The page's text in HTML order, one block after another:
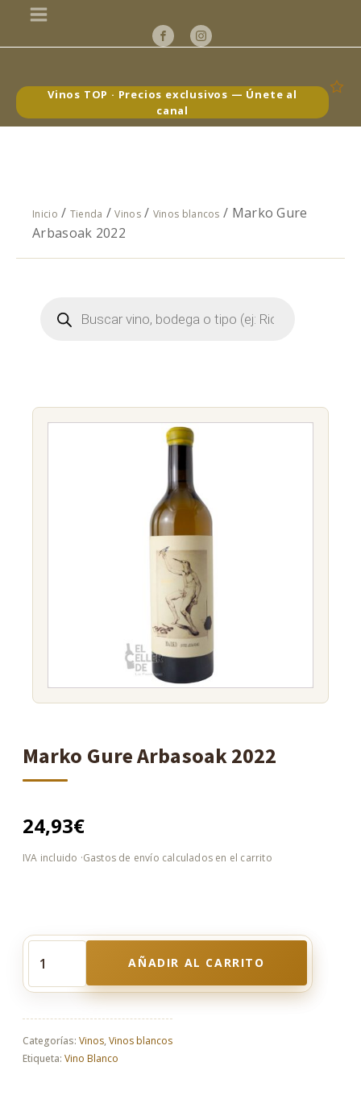
Vinos TOP · Precios exclusivos — Únete al
canal
Inicio / Tienda /Vinos/ Vinos blancos / Marko Gure
Arbasoak 2022
Búsqueda
Marko Gure Arbasoak 2022
24,93€
Gure
2022
cantidad
AÑADIR AL CARRITO
Categorías: Vinos,Vinos blancos
Etiqueta: Vino Blanco